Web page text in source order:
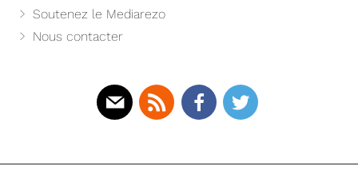
Soutenez le Mediarezo
Nous contacter